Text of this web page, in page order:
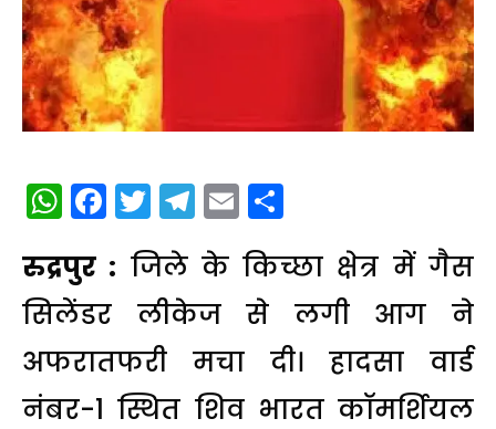
WhatsApp
Facebook
Twitter
Telegram
Email
रुद्रपुर : जिले के किच्छा क्षेत्र में गैस
सिलेंडर लीकेज से लगी आग ने
अफरातफरी मचा दी। हादसा वार्ड
नंबर-1 स्थित शिव भारत कॉमर्शियल